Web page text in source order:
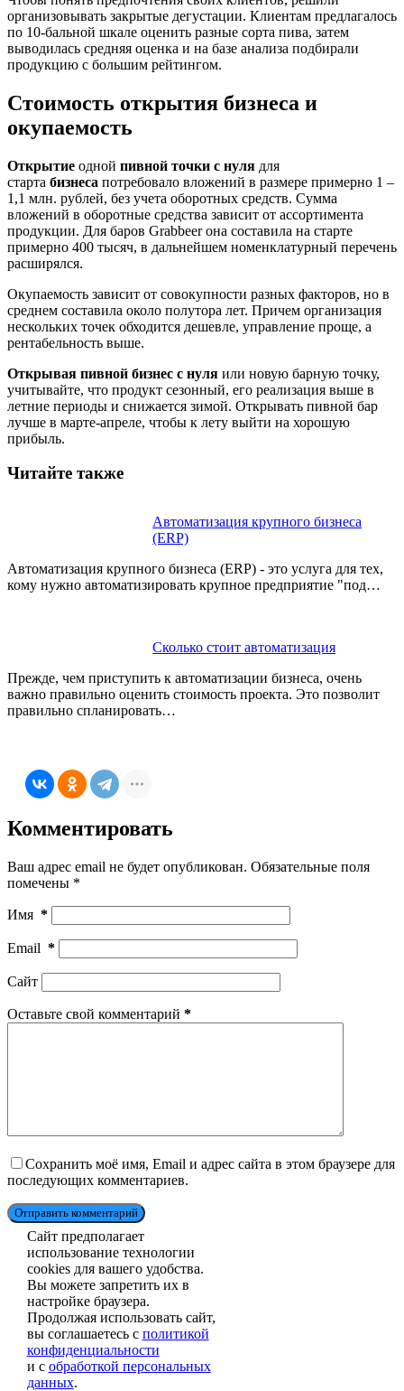
организовывать закрытые дегустации. Клиентам предлагалось
по 10-бальной шкале оценить разные сорта пива, затем
выводилась средняя оценка и на базе анализа подбирали
продукцию с большим рейтингом.
Стоимость открытия бизнеса и
окупаемость
Открытие одной пивной точки с нуля для
старта бизнеса потребовало вложений в размере примерно 1 –
1,1 млн. рублей, без учета оборотных средств. Сумма
вложений в оборотные средства зависит от ассортимента
продукции. Для баров Grabbeer она составила на старте
примерно 400 тысяч, в дальнейшем номенклатурный перечень
расширялся.
Окупаемость зависит от совокупности разных факторов, но в
среднем составила около полутора лет. Причем организация
нескольких точек обходится дешевле, управление проще, а
рентабельность выше.
Открывая пивной бизнес с нуля или новую барную точку,
учитывайте, что продукт сезонный, его реализация выше в
летние периоды и снижается зимой. Открывать пивной бар
лучше в марте-апреле, чтобы к лету выйти на хорошую
прибыль.
Читайте также
Автоматизация крупного бизнеса
(ERP)
Автоматизация крупного бизнеса (ERP) - это услуга для тех,
кому нужно автоматизировать крупное предприятие "под…
Сколько стоит автоматизация
Прежде, чем приступить к автоматизации бизнеса, очень
важно правильно оценить стоимость проекта. Это позволит
правильно спланировать…
Комментировать
Ваш адрес email не будет опубликован. Обязательные поля
помечены *
Имя *
Email *
Сайт
Оставьте свой комментарий *
Сохранить моё имя, Email и адрес сайта в этом браузере для
последующих комментариев.
Отправить комментарий
Сайт предполагает
использование технологии
cookies для вашего удобства.
Вы можете запретить их в
настройке браузера.
Продолжая использовать сайт,
вы соглашаетесь с политикой
конфиденциальности
и с обработкой персональных
данных.